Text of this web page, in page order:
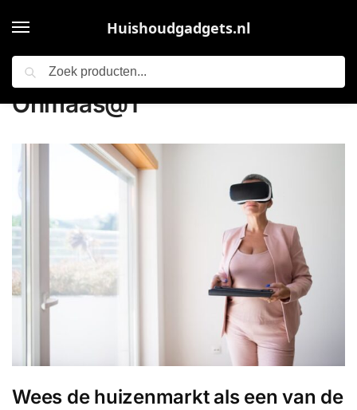
Huishoudgadgets.nl
Home Auteur: Onmaas@1
Onmaas@1
Wees de huizenmarkt als een van de